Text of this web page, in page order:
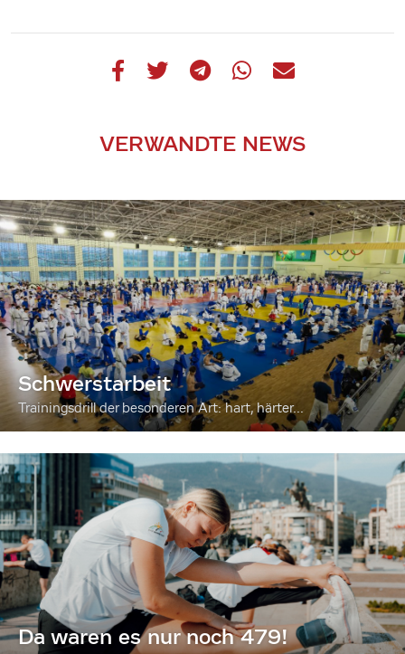
VERWANDTE NEWS
Schwerstarbeit
Trainingsdrill der besonderen Art: hart, härter...
Da waren es nur noch 479!